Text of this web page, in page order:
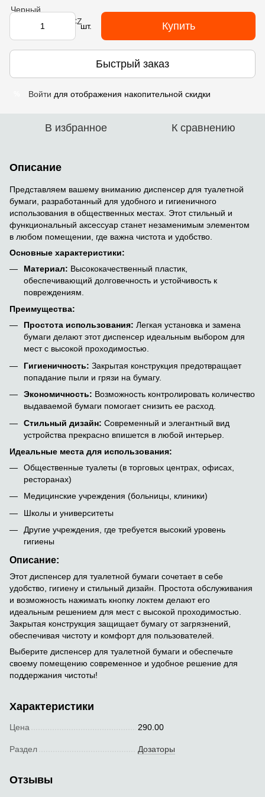
шт. Купить
Быстрый заказ
Войти для отображения накопительной скидки
В избранное К сравнению
Описание
Представляем вашему вниманию диспенсер для туалетной
бумаги, разработанный для удобного и гигиеничного
использования в общественных местах. Этот стильный и
функциональный аксессуар станет незаменимым элементом
в любом помещении, где важна чистота и удобство.
Основные характеристики:
Материал: Высококачественный пластик,
обеспечивающий долговечность и устойчивость к
повреждениям.
Преимущества:
Простота использования: Легкая установка и замена
бумаги делают этот диспенсер идеальным выбором для
мест с высокой проходимостью.
Гигиеничность: Закрытая конструкция предотвращает
попадание пыли и грязи на бумагу.
Экономичность: Возможность контролировать количество
выдаваемой бумаги помогает снизить ее расход.
Стильный дизайн: Современный и элегантный вид
устройства прекрасно впишется в любой интерьер.
Идеальные места для использования:
Общественные туалеты (в торговых центрах, офисах,
ресторанах)
Медицинские учреждения (больницы, клиники)
Школы и университеты
Другие учреждения, где требуется высокий уровень
гигиены
Описание:
Этот диспенсер для туалетной бумаги сочетает в себе
удобство, гигиену и стильный дизайн. Простота обслуживания
и возможность нажимать кнопку локтем делают его
идеальным решением для мест с высокой проходимостью.
Закрытая конструкция защищает бумагу от загрязнений,
обеспечивая чистоту и комфорт для пользователей.
Выберите диспенсер для туалетной бумаги и обеспечьте
своему помещению современное и удобное решение для
поддержания чистоты!
Характеристики
Цена 290.00
Раздел Дозаторы
Отзывы